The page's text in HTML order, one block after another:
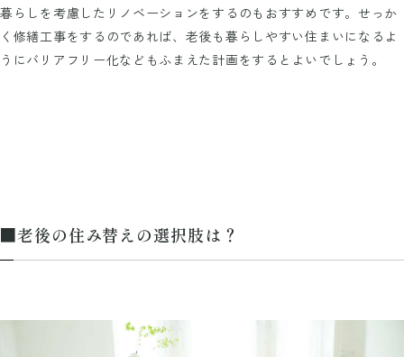
暮らしを考慮したリノベーションをするのもおすすめです。せっか
く修繕工事をするのであれば、老後も暮らしやすい住まいになるよ
うにバリアフリー化などもふまえた計画をするとよいでしょう。
■老後の住み替えの選択肢は？